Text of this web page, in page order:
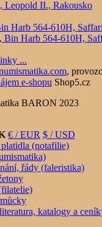
Harb 564-610H,
...
,
e-shopu Shop5.cz
BARON 2023
€ / EUR $ / USD
(notafilie)
řády (faleristika)
katalogy a